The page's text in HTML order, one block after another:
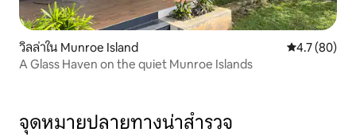
วิลล่าใน Munroe Island คะแนนเฉลี่ย
4.7 (80)
A Glass Haven on the quiet Munroe Islands
จุดหมายปลายทางน่าสำรวจ